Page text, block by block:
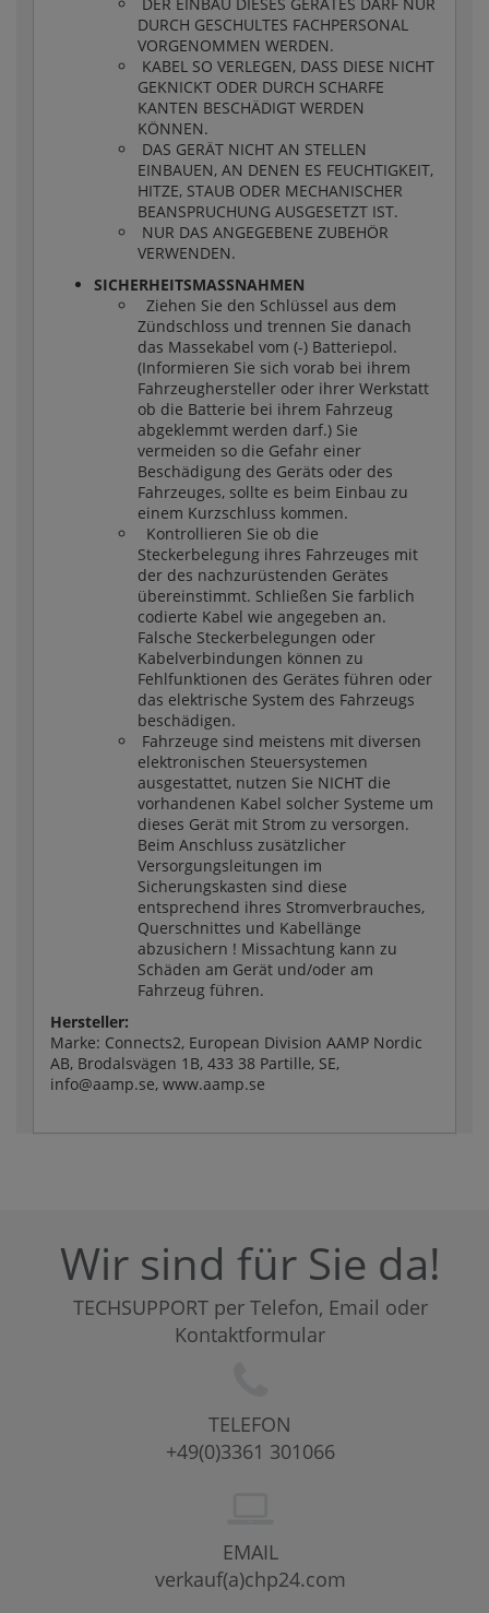
DURCH GESCHULTES FACHPERSONAL
VORGENOMMEN WERDEN.
KABEL SO VERLEGEN, DASS DIESE NICHT
GEKNICKT ODER DURCH SCHARFE
KANTEN BESCHÄDIGT WERDEN
KÖNNEN.
DAS GERÄT NICHT AN STELLEN
EINBAUEN, AN DENEN ES FEUCHTIGKEIT,
HITZE, STAUB ODER MECHANISCHER
BEANSPRUCHUNG AUSGESETZT IST.
NUR DAS ANGEGEBENE ZUBEHÖR
VERWENDEN.
SICHERHEITSMASSNAHMEN
Ziehen Sie den Schlüssel aus dem
Zündschloss und trennen Sie danach
das Massekabel vom (-) Batteriepol.
(Informieren Sie sich vorab bei ihrem
Fahrzeughersteller oder ihrer Werkstatt
ob die Batterie bei ihrem Fahrzeug
abgeklemmt werden darf.) Sie
vermeiden so die Gefahr einer
Beschädigung des Geräts oder des
Fahrzeuges, sollte es beim Einbau zu
einem Kurzschluss kommen.
Kontrollieren Sie ob die
Steckerbelegung ihres Fahrzeuges mit
der des nachzurüstenden Gerätes
übereinstimmt. Schließen Sie farblich
codierte Kabel wie angegeben an.
Falsche Steckerbelegungen oder
Kabelverbindungen können zu
Fehlfunktionen des Gerätes führen oder
das elektrische System des Fahrzeugs
beschädigen.
Fahrzeuge sind meistens mit diversen
elektronischen Steuersystemen
ausgestattet, nutzen Sie NICHT die
vorhandenen Kabel solcher Systeme um
dieses Gerät mit Strom zu versorgen.
Beim Anschluss zusätzlicher
Versorgungsleitungen im
Sicherungskasten sind diese
entsprechend ihres Stromverbrauches,
Querschnittes und Kabellänge
abzusichern ! Missachtung kann zu
Schäden am Gerät und/oder am
Fahrzeug führen.
Hersteller:
Marke: Connects2, European Division AAMP Nordic
AB, Brodalsvägen 1B, 433 38 Partille, SE,
info@aamp.se, www.aamp.se
Wir sind für Sie da!
TECHSUPPORT per Telefon, Email oder
Kontaktformular
TELEFON
+49(0)3361 301066
EMAIL
verkauf(a)chp24.com